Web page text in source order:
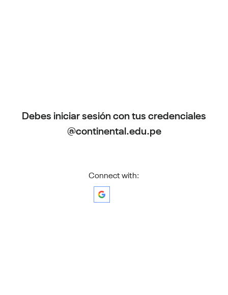
Debes iniciar sesión con tus credenciales
@continental.edu.pe
Connect with: